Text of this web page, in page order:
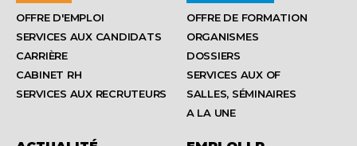
OFFRE D'EMPLOI
SERVICES AUX CANDIDATS
CARRIÈRE
CABINET RH
SERVICES AUX RECRUTEURS
OFFRE DE FORMATION
ORGANISMES
DOSSIERS
SERVICES AUX OF
SALLES, SÉMINAIRES
A LA UNE